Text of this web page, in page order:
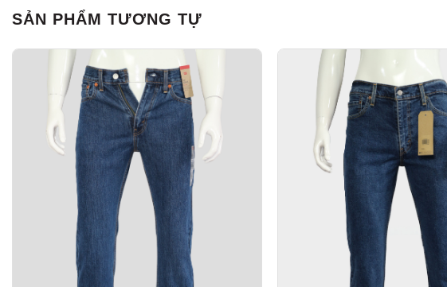
SẢN PHẨM TƯƠNG TỰ